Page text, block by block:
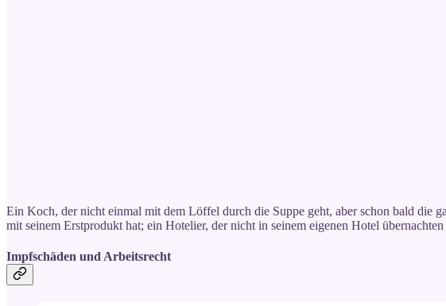
Ein Koch, der nicht einmal mit dem Löffel durch die Suppe geht, aber schon bald die
mit seinem Erstprodukt hat; ein Hotelier, der nicht in seinem eigenen Hotel
Impfschäden und Arbeitsrecht